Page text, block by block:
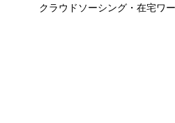
クラウドソーシング・在宅ワ